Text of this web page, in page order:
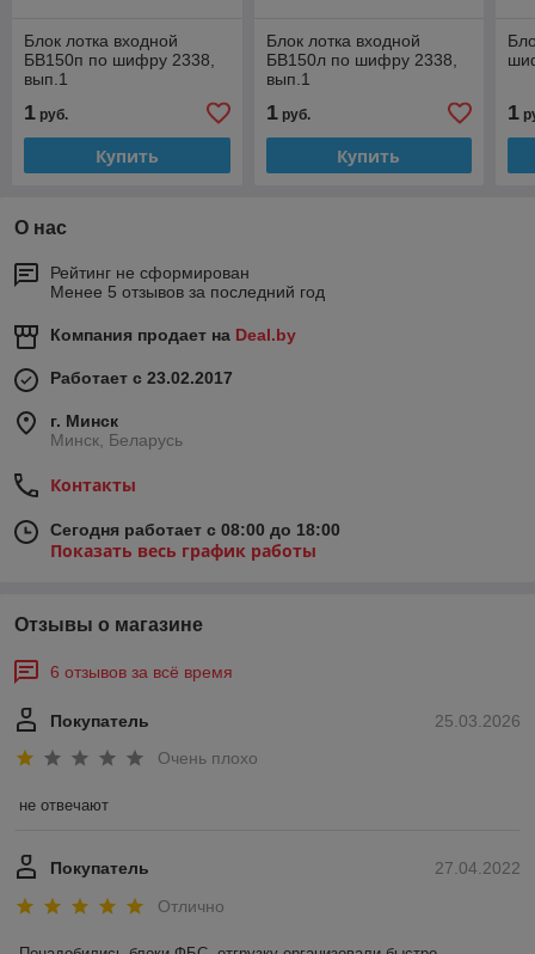
Блок лотка входной
БВ150п по шифру 2338,
вып.1
1 руб.
Купить
Блок лотка входной
БВ150л по шифру 2338,
вып.1
1руб.
Купить
1
О нас
Рейтинг не сформирован
Менее 5 отзывов за последний год
Компания продает на Deal.by
Работает с 23.02.2017
г. Минск
Минск, Беларусь
Контакты
Сегодня работает с 08:00 до 18:00
Показать весь график работы
Отзывы о магазине
6 отзывов за всё время
25.03.2026
Покупатель
Очень плохо
не отвечают
27.04.2022
Покупатель
Отлично